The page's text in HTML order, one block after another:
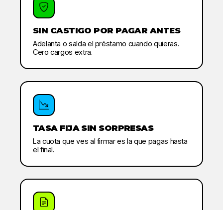
SIN CASTIGO POR PAGAR ANTES
Adelanta o salda el préstamo cuando quieras.
Cero cargos extra.
TASA FIJA SIN SORPRESAS
La cuota que ves al firmar es la que pagas hasta
el final.